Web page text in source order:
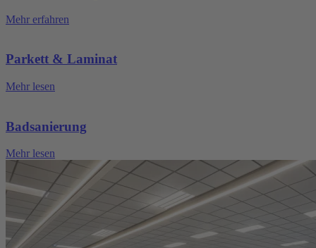
Mehr erfahren
Parkett & Laminat
Mehr lesen
Badsanierung
Mehr lesen